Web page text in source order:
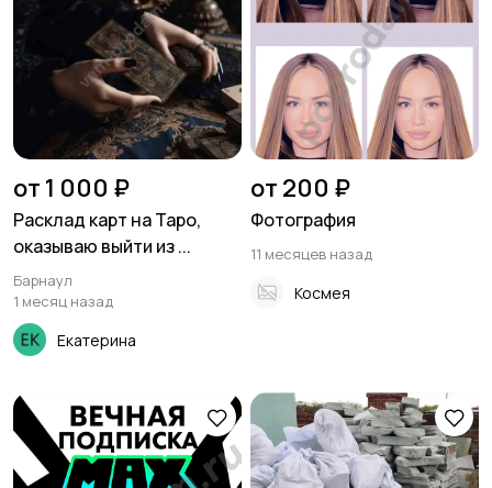
от 1 000 ₽
Расклад карт на Таро,
оказываю выйти из ...
Барнаул
1 месяц назад
Екатерина
от 200 ₽
Фотография
11 месяцев назад
Космея